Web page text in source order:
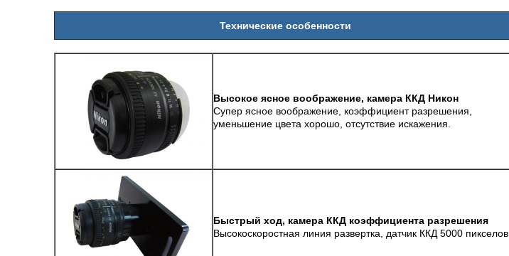
Технические особенности
Высокое ясное воображение, камера ККД Никон
Супер ясное воображение, коэффициент разрешения,
уменьшение цвета хорошо, отсутствие искажения.
Быстрый ход, камера ККД коэффициента разрешения
Высокоскоростная линия развертка, датчик ККД 5000 пикселов.